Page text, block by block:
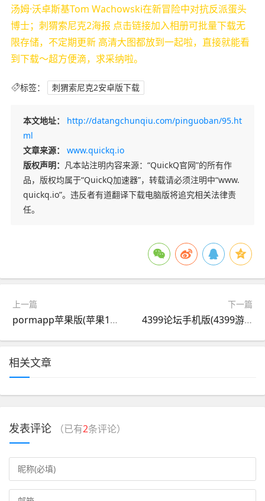
汤姆·沃卓斯基Tom Wachowski在新冒险中对抗反派蛋头
博士；刺猬索尼克2海报 点击链接加入相册可批量下载无
限存储，不定期更新 高清大图都放到一起啦，直接就能看
到下载～超方便滴，求采纳啦。
标签： 刺猬索尼克2安卓版下载
本文地址：
http://datangchunqiu.com/pinguoban/95.ht
ml
文章来源：
www.quickq.io
版权声明： 凡本站注明内容来源：“QuickQ官网”的所有作
品，版权均属于“QuickQ加速器”，转载请必须注明中“www.
quickq.io”。违反者有道翻译下载电脑版将追究相关法律责
任。
上一篇
pormapp苹果版(苹果11pro和11哪个好)
下一篇
4399论坛手机版(4399游戏论坛手机版)
相关文章
发表评论 （已有2条评论）